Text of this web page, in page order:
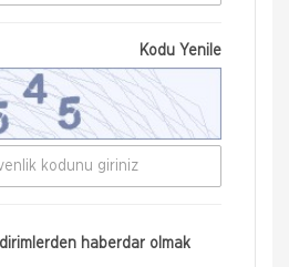
Kodu Yenile
haberdar olmak